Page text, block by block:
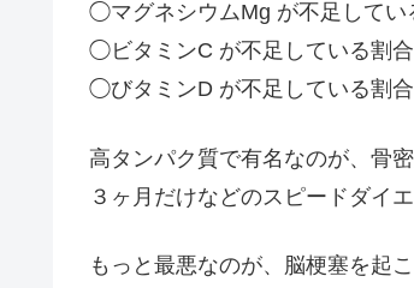
◯マグネシウムMg が不足して
◯ビタミンC が不足している割
◯びタミンD が不足している割
高タンパク質で有名なのが、骨
３ヶ月だけなどのスピードダイ
もっと最悪なのが、脳梗塞を起